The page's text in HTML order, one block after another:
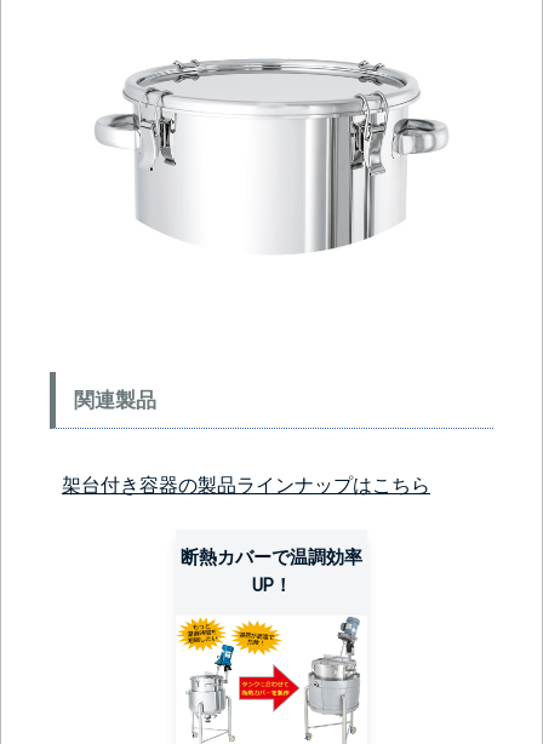
関連製品
架台付き容器の製品ラインナップはこちら
断熱カバーで温調効率
UP！